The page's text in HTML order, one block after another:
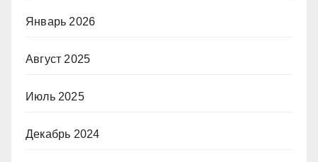
Январь 2026
Август 2025
Июль 2025
Декабрь 2024